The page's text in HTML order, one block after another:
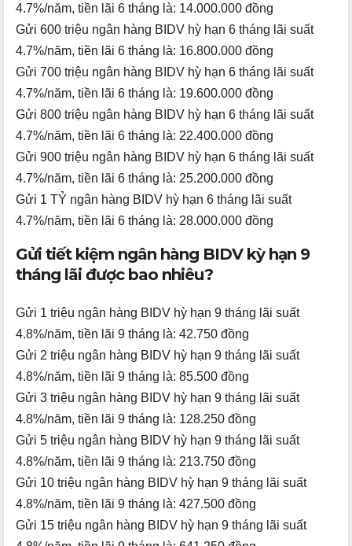
4.7%/năm, tiền lãi 6 tháng là: 14.000.000 đồng
Gửi 600 triệu ngân hàng BIDV hỳ hạn 6 tháng lãi suất
4.7%/năm, tiền lãi 6 tháng là: 16.800.000 đồng
Gửi 700 triệu ngân hàng BIDV hỳ hạn 6 tháng lãi suất
4.7%/năm, tiền lãi 6 tháng là: 19.600.000 đồng
Gửi 800 triệu ngân hàng BIDV hỳ hạn 6 tháng lãi suất
4.7%/năm, tiền lãi 6 tháng là: 22.400.000 đồng
Gửi 900 triệu ngân hàng BIDV hỳ hạn 6 tháng lãi suất
4.7%/năm, tiền lãi 6 tháng là: 25.200.000 đồng
Gửi 1 TỶ ngân hàng BIDV hỳ hạn 6 tháng lãi suất
4.7%/năm, tiền lãi 6 tháng là: 28.000.000 đồng
Gửi tiết kiệm ngân hàng BIDV kỳ hạn 9
tháng lãi được bao nhiêu?
Gửi 1 triệu ngân hàng BIDV hỳ hạn 9 tháng lãi suất
4.8%/năm, tiền lãi 9 tháng là: 42.750 đồng
Gửi 2 triệu ngân hàng BIDV hỳ hạn 9 tháng lãi suất
4.8%/năm, tiền lãi 9 tháng là: 85.500 đồng
Gửi 3 triệu ngân hàng BIDV hỳ hạn 9 tháng lãi suất
4.8%/năm, tiền lãi 9 tháng là: 128.250 đồng
Gửi 5 triệu ngân hàng BIDV hỳ hạn 9 tháng lãi suất
4.8%/năm, tiền lãi 9 tháng là: 213.750 đồng
Gửi 10 triệu ngân hàng BIDV hỳ hạn 9 tháng lãi suất
4.8%/năm, tiền lãi 9 tháng là: 427.500 đồng
Gửi 15 triệu ngân hàng BIDV hỳ hạn 9 tháng lãi suất